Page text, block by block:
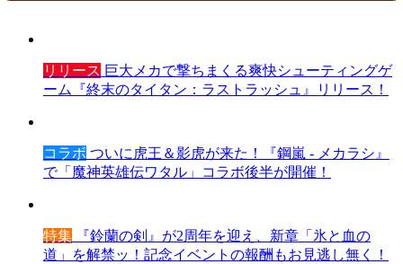
リリース 巨大メカで撃ちまくる爽快シューティングゲ
ーム『終末のタイタン：ラストラッシュ』リリース！
コラボ ついに虎王＆影虎が来た！『鋼嵐 - メカラシ』
で「魔神英雄伝ワタル」コラボ後半が開催！
特集 『鈴蘭の剣』が2周年を迎え、新章「氷と血の
道」を解禁ッ！記念イベントの報酬もお見逃し無く！